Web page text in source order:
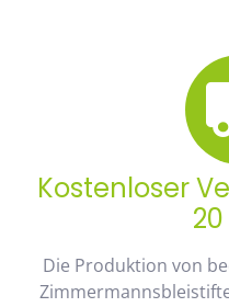
Kostenloser
Die Produktion von